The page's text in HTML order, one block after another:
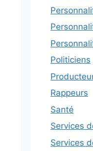
Politiciens
Rappeurs
Santé
Services
Services